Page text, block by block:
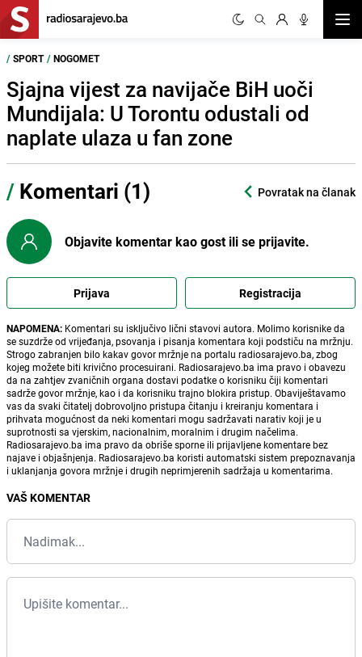
/ SPORT / NOGOMET
Sjajna vijest za navijače BiH uoči
Mundijala: U Torontu odustali od
naplate ulaza u fan zone
/ Komentari (1) Povratak na članak
Objavite komentar kao gost ili se prijavite.
Prijava Registracija
NAPOMENA: Komentari su isključivo lični stavovi autora. Molimo korisnike da
se suzdrže od vrijeđanja, psovanja i pisanja komentara koji podstiču na mržnju.
Strogo zabranjen bilo kakav govor mržnje na portalu radiosarajevo.ba, zbog
kojeg možete biti krivično procesuirani. Radiosarajevo.ba ima pravo i obavezu
da na zahtjev zvaničnih organa dostavi podatke o korisniku čiji komentari
sadrže govor mržnje, kao i da korisniku trajno blokira pristup. Obaviještavamo
vas da svaki čitatelj dobrovoljno pristupa čitanju i kreiranju komentara i
prihvata mogućnost da neki komentari mogu sadržavati narativ koji je u
suprotnosti sa vjerskim, nacionalnim, moralnim i drugim načelima.
Radiosarajevo.ba ima pravo da obriše sporne ili prijavljene komentare bez
najave i objašnjenja. Radiosarajevo.ba koristi automatski sistem prepoznavanja
i uklanjanja govora mržnje i drugih neprimjerenih sadržaja u komentarima.
VAŠ KOMENTAR